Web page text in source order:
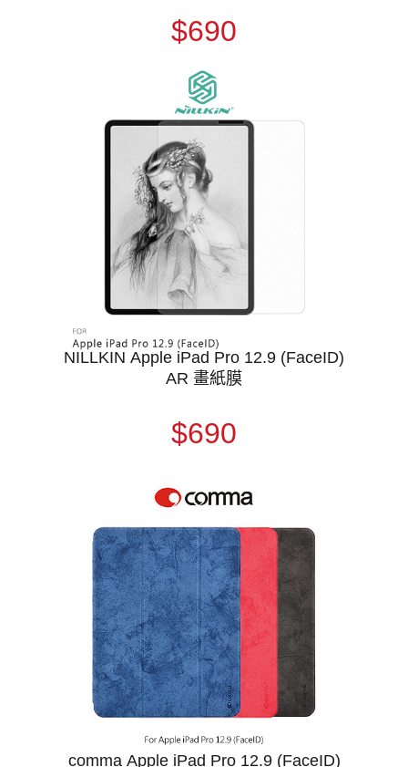
$690
NILLKIN Apple iPad Pro 12.9 (FaceID)
AR 畫紙膜
$690
comma Apple iPad Pro 12.9 (FaceID)